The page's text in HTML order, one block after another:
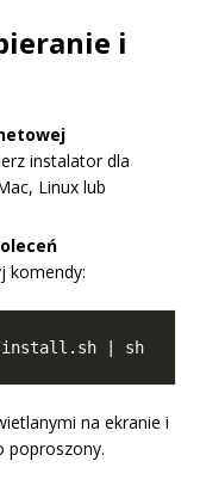
i
instalator dla
Linux lub
komendy:
na ekranie i
poproszony.